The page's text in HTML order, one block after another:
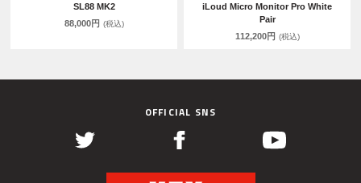
SL88 MK2
88,000円 (税込)
iLoud Micro Monitor Pro White
Pair
112,200円 (税込)
OFFICIAL SNS